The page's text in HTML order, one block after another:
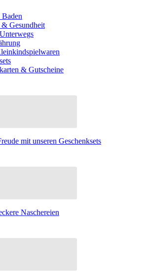
& Gesundheit
& Gutscheine
mit unseren Geschenksets
Naschereien